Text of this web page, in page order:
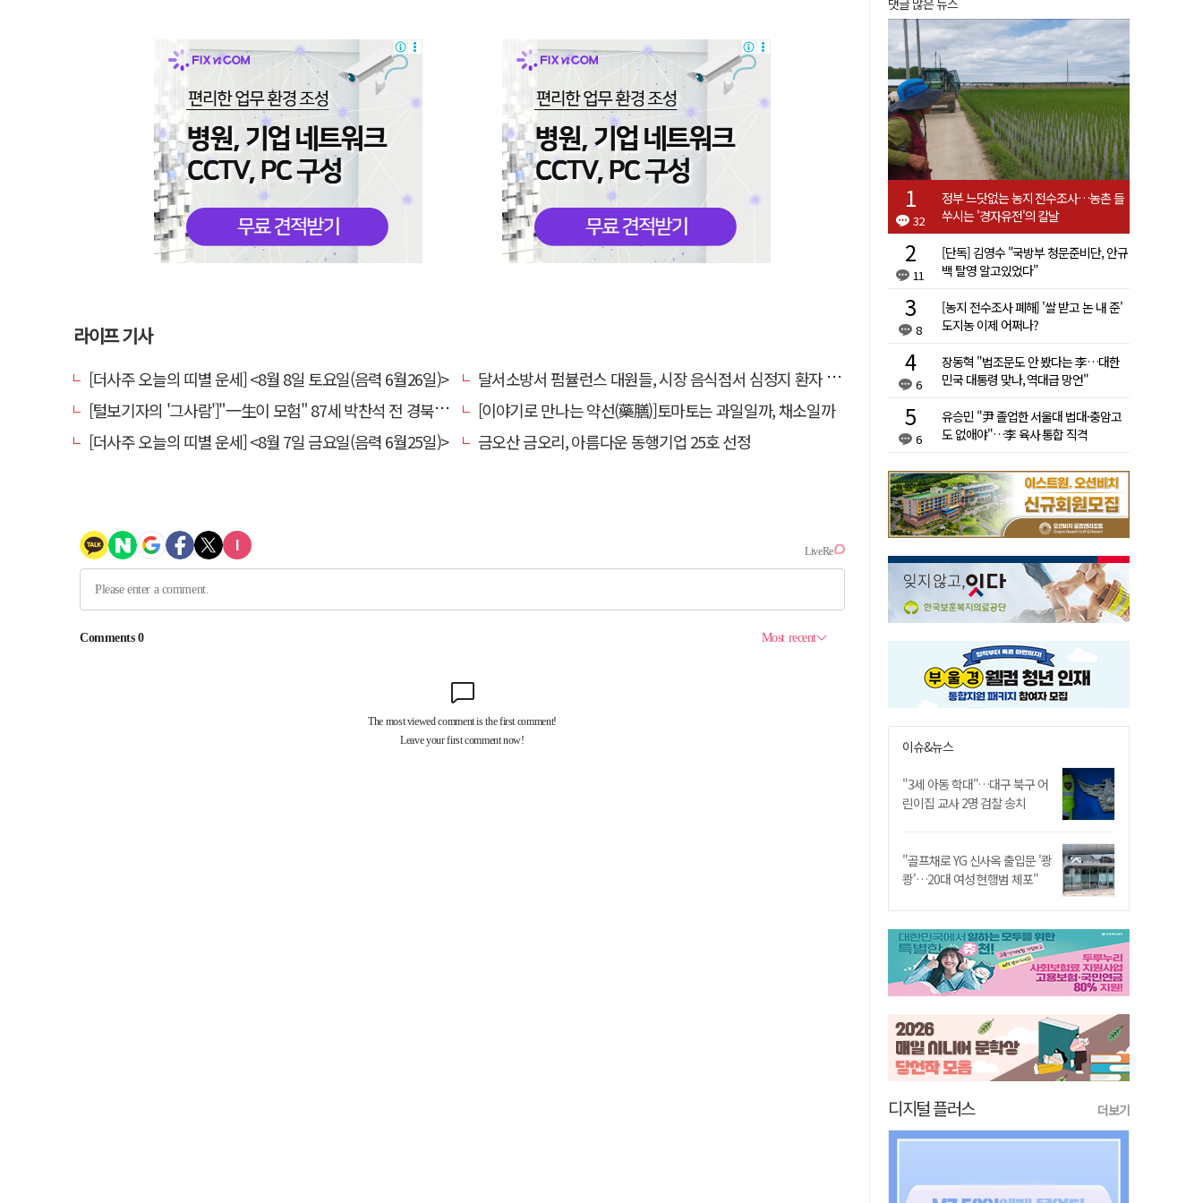
라이프 기사
[더사주 오늘의 띠별 운세] <8월 8일 토요일(음력 6월26일)>
달서소방서 펌뷸런스 대원들, 시장 음식점서 심정지 환자 생명 살려
[털보기자의 '그사람']"一生이 모험" 87세 박찬석 전 경북대 총장
[이야기로 만나는 약선(藥膳)]토마토는 과일일까, 채소일까
[더사주 오늘의 띠별 운세] <8월 7일 금요일(음력 6월25일)>
금오산 금오리, 아름다운 동행기업 25호 선정
댓글 많은 뉴스
32
정부 느닷없는 농지 전수조사…농촌 들
쑤시는 '경자유전'의 칼날
11
[단독] 김영수 "국방부 청문준비단, 안규
백 탈영 알고있었다"
8
[농지 전수조사 폐해] '쌀 받고 논 내 준'
도지농 이제 어쩌나?
6
장동혁 "법조문도 안 봤다는 李…대한
민국 대통령 맞나, 역대급 망언"
6
유승민 "尹 졸업한 서울대 법대·충암고
도 없애야"…李 육사 통합 직격
이슈&뉴스
"3세 아동 학대"…대구 북구 어
린이집 교사 2명 검찰 송치
"골프채로 YG 신사옥 출입문 '쾅
쾅'…20대 여성 현행범 체포"
디지털 플러스 더보기